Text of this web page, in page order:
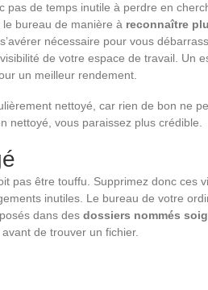
pas de temps inutile à perdre en
bureau de manière à reconnaître
nécessaire pour vous
de votre espace de travail. Un
un meilleur rendement.
nettoyé, car rien de bon ne
nettoyé, vous paraissez plus crédible.
pas être touffu. Supprimez donc ces
inutiles. Le bureau de votre
dans des dossiers nommés
de trouver un fichier.